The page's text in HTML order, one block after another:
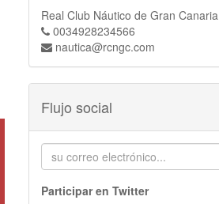
Real Club Náutico de Gran Canaria
0034928234566
nautica@rcngc.com
Flujo social
Participar en Twitter